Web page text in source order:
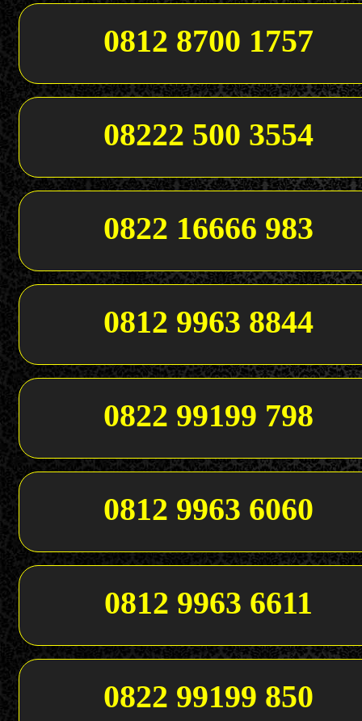
0812 8700 1757
08222 500 3554
0822 16666 983
0812 9963 8844
0822 99199 798
0812 9963 6060
0812 9963 6611
0822 99199 850